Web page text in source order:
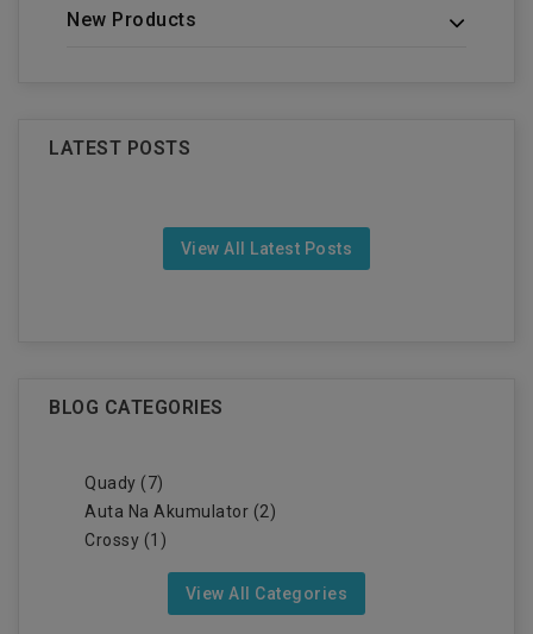
New Products
LATEST POSTS
View All Latest Posts
BLOG CATEGORIES
Quady (7)
Auta Na Akumulator (2)
Crossy (1)
View All Categories